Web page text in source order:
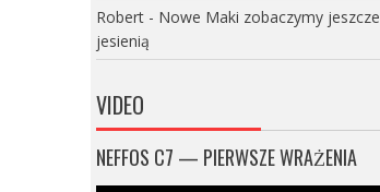
Robert- Nowe Maki zobaczymy jeszcze
jesienią
VIDEO
NEFFOS C7 — PIERWSZE WRAŻENIA